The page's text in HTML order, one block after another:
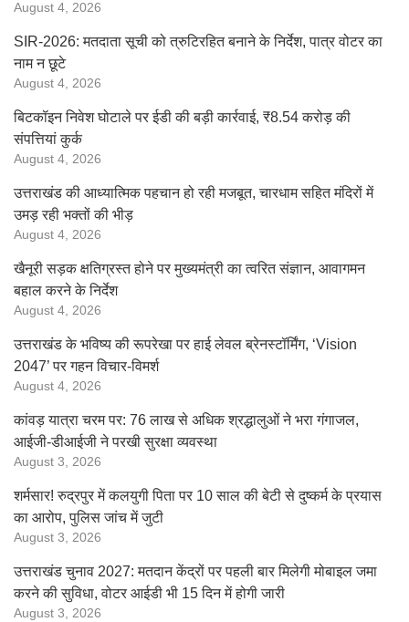
August 4, 2026
SIR-2026: मतदाता सूची को त्रुटिरहित बनाने के निर्देश, पात्र वोटर का
नाम न छूटे
August 4, 2026
बिटकॉइन निवेश घोटाले पर ईडी की बड़ी कार्रवाई, ₹8.54 करोड़ की
संपत्तियां कुर्क
August 4, 2026
उत्तराखंड की आध्यात्मिक पहचान हो रही मजबूत, चारधाम सहित मंदिरों में
उमड़ रही भक्तों की भीड़
August 4, 2026
खैनूरी सड़क क्षतिग्रस्त होने पर मुख्यमंत्री का त्वरित संज्ञान, आवागमन
बहाल करने के निर्देश
August 4, 2026
उत्तराखंड के भविष्य की रूपरेखा पर हाई लेवल ब्रेनस्टॉर्मिंग, ‘Vision
2047’ पर गहन विचार-विमर्श
August 4, 2026
कांवड़ यात्रा चरम पर: 76 लाख से अधिक श्रद्धालुओं ने भरा गंगाजल,
आईजी-डीआईजी ने परखी सुरक्षा व्यवस्था
August 3, 2026
शर्मसार! रुद्रपुर में कलयुगी पिता पर 10 साल की बेटी से दुष्कर्म के प्रयास
का आरोप, पुलिस जांच में जुटी
August 3, 2026
उत्तराखंड चुनाव 2027: मतदान केंद्रों पर पहली बार मिलेगी मोबाइल जमा
करने की सुविधा, वोटर आईडी भी 15 दिन में होगी जारी
August 3, 2026